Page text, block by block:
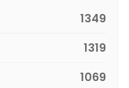
1349
1319
1069